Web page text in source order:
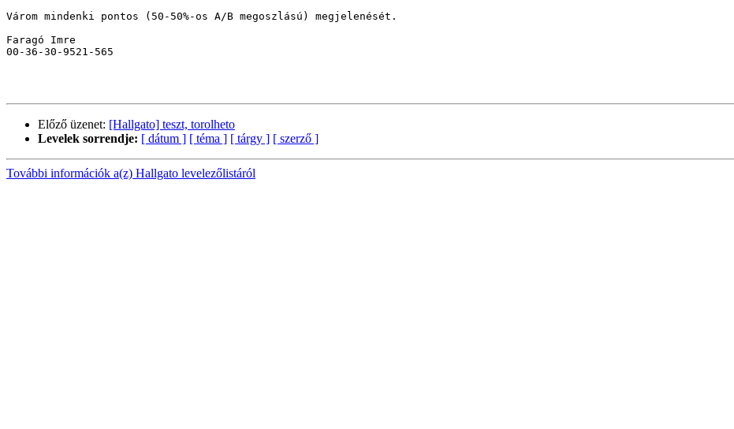
Várom mindenki pontos (50-50%-os A/B megoszlású) megjelenését.
Faragó Imre
00-36-30-9521-565
Előző üzenet: [Hallgato] teszt, torolheto
Levelek sorrendje: [ dátum ] [ téma ] [ tárgy ] [ szerző ]
További információk a(z) Hallgato levelezőlistáról